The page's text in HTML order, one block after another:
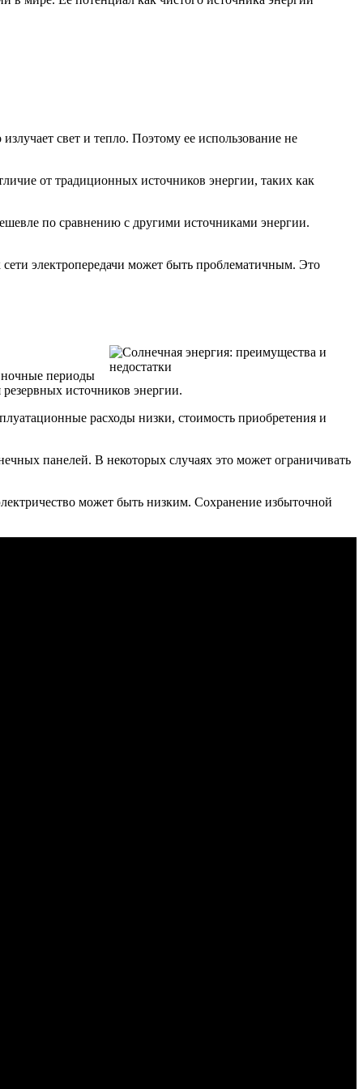
свет и тепло. Поэтому ее использование не
от традиционных источников энергии, таких как
по сравнению с другими источниками энергии.
электропередачи может быть проблематичным. Это
ночные периоды
источников энергии.
расходы низки, стоимость приобретения и
панелей. В некоторых случаях это может ограничивать
может быть низким. Сохранение избыточной